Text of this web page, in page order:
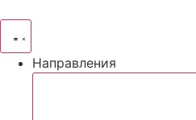
Направления